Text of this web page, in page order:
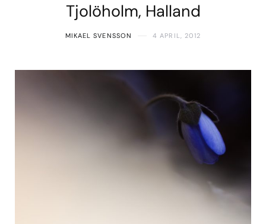
Tjolöholm, Halland
MIKAEL SVENSSON 4 APRIL, 2012